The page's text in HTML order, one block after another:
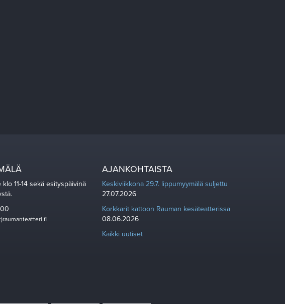
11-14 sekä esityspäivinä
AJANKOHTAISTA
Keskiviikkona 29.7. lippumyymälä suljettu
27.07.2026
Korkkarit kattoon Rauman kesäteatterissa
08.06.2026
Kaikki uutiset